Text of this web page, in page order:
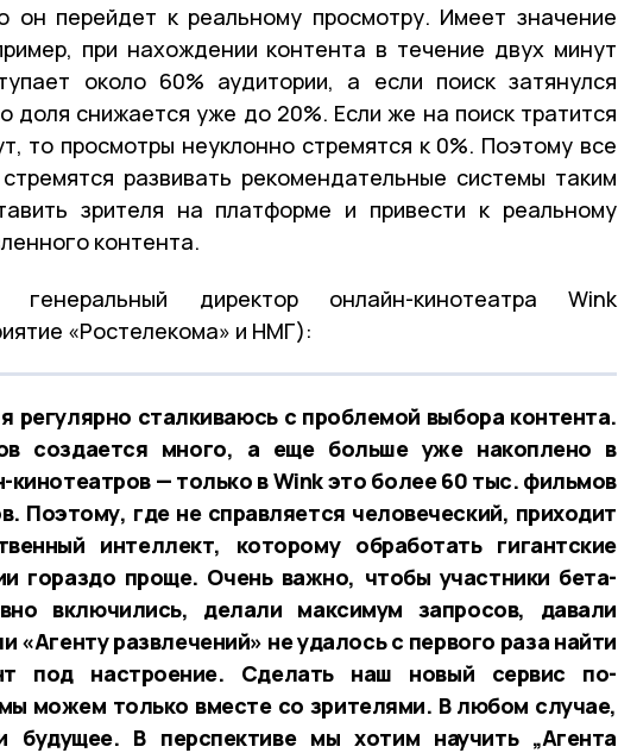
он перейдет к реальному просмотру. Имеет значение
при нахождении контента в течение двух минут
около 60% аудитории, а если поиск затянулся
доля снижается уже до 20%. Если же на поиск тратится
то просмотры неуклонно стремятся к 0%. Поэтому все
развивать рекомендательные системы таким
зрителя на платформе и привести к реальному
контента.
генеральный директор онлайн-кинотеатра Wink
«Ростелекома» и НМГ):
регулярно сталкиваюсь с проблемой выбора контента.
создается много, а еще больше уже накоплено в
кинотеатров — только в Wink это более 60 тыс. фильмов
Поэтому, где не справляется человеческий, приходит
интеллект, которому обработать гигантские
гораздо проще. Очень важно, чтобы участники бета-
включились, делали максимум запросов, давали
«Агенту развлечений» не удалось с первого раза найти
под настроение. Сделать наш новый сервис по-
можем только вместе со зрителями. В любом случае,
будущее. В перспективе мы хотим научить „Агента